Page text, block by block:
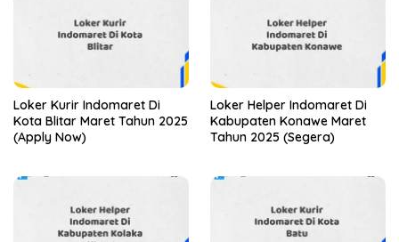
Loker Kurir Indomaret Di
Kota Blitar Maret Tahun 2025
(Apply Now)
Loker Helper Indomaret Di
Kabupaten Konawe Maret
Tahun 2025 (Segera)